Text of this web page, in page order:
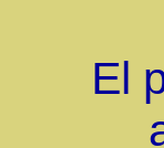
El